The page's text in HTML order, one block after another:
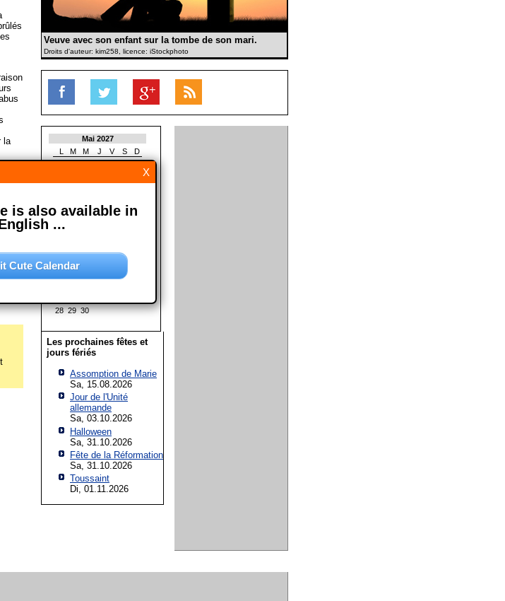
la
Veuve avec son enfant sur la tombe de son mari.
Droits d'auteur: kim258, licence: iStockphoto
Mai 2027
L
M M J V S
D
1
2
10 11 12 13 14 15 16
24 25 26 27 28 29 30
L
M M J V S
1
12
28 29 30
Les prochaines fêtes et
jours fériés
Assomption de Marie
Sa, 15.08.2026
Jour de l'Unité
allemande
Sa, 03.10.2026
Halloween
Sa, 31.10.2026
Fête de la Réformation
Sa, 31.10.2026
Toussaint
Di, 01.11.2026
X
is also available in
...
Cute Calendar